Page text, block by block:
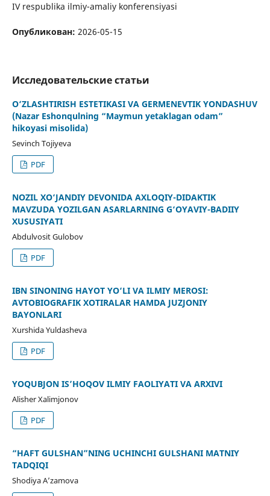
IV respublika ilmiy-amaliy konferensiyasi
Опубликован: 2026-05-15
Исследовательские статьи
O‘ZLASHTIRISH ESTETIKASI VA GERMENEVTIK YONDASHUV
(Nazar Eshonqulning “Maymun yetaklagan odam”
hikoyasi misolida)
Sevinch Tojiyeva
PDF
NOZIL XO‘JANDIY DEVONIDA AXLOQIY-DIDAKTIK
MAVZUDA YOZILGAN ASARLARNING G‘OYAVIY-BADIIY
XUSUSIYATI
Abdulvosit Gulobov
PDF
IBN SINONING HAYOT YO‘LI VA ILMIY MEROSI:
AVTOBIOGRAFIK XOTIRALAR HAMDA JUZJONIY
BAYONLARI
Xurshida Yuldasheva
PDF
YOQUBJON IS’HOQOV ILMIY FAOLIYATI VA ARXIVI
Alisher Xalimjonov
PDF
“HAFT GULSHAN”NING UCHINCHI GULSHANI MATNIY
TADQIQI
Shodiya A’zamova